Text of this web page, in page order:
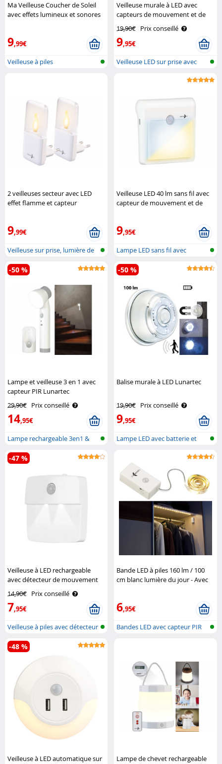
Ma Veilleuse Coucher de Soleil
avec effets lumineux et sonores
9,99€
Veilleuse à piles
Veilleuse murale à LED avec
capteurs de mouvement et de
luminosité Lunartec
19,90€ Prix conseillé
9,95€
Veilleuse LED sur prise avec
2 veilleuses secteur avec LED
effet flamme et capteur
9,99€
Veilleuse sur prise, lumière de
bou..
Veilleuse LED 40 lm sans fil avec
capteur de mouvement et de
9,95€
Lampe LED sans fil avec
détecteur d..
Lampe et veilleuse 3 en 1 avec
capteur PIR Lunartec
29,90€ Prix conseillé
14,95€
-50 %
Lampe rechargeable 3en1 &
veilleuse..
Balise murale à LED Lunartec
19,90€ Prix conseillé
9,95€
-50 %
Lampe LED avec batterie et
Veilleuse à LED rechargeable
avec détecteur de mouvement
14,90€ Prix conseillé
7,95€
-47 %
Veilleuse à piles avec détecteur
de..
Bande LED à piles 160 lm / 100
cm blanc lumière du jour - Avec
6,95€
Bandes LED avec capteur PIR
Veilleuse à LED automatique sur
-48 %
Lampe de chevet rechargeable